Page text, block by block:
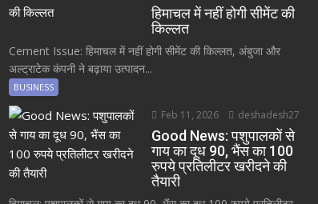
हिमाचल में नहीं होगी सीमेंट की
किल्लत
Cement Issue: हिमाचल में नहीं होगी सीमेंट की किल्लत, अंबुजा और
अल्ट्राटेक कंपनी ने बढ़ाया उत्पादन...
BUSINESS
Feb 11, 2026 deshadesh27
Good News: पशुपालकों से
गाय का दूध 90, भैंस का 100
रुपये प्रतिलीटर खरीदने की
तैयारी